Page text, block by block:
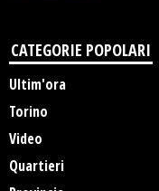
CATEGORIE POPOLARI
Ultim'ora
Torino
Video
Quartieri